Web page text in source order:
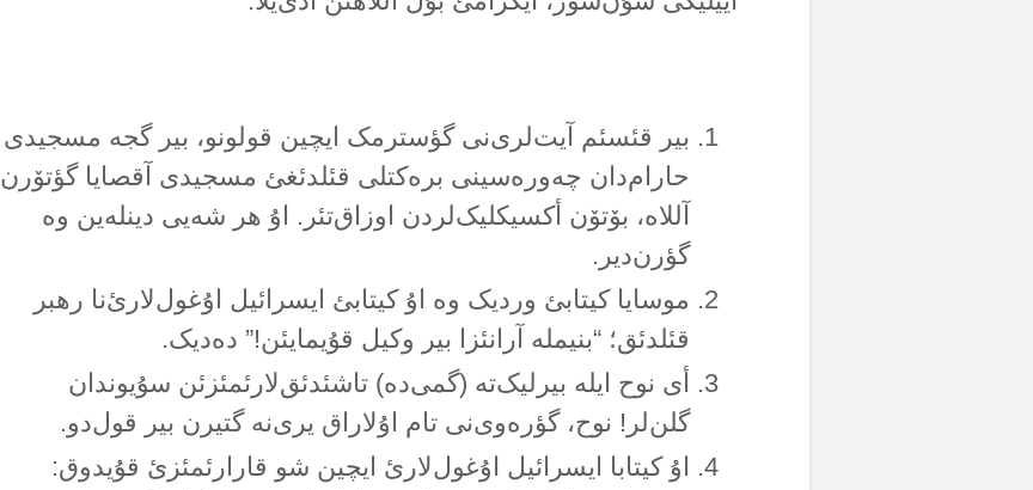
بیر قئسئم آیت‌لری‌نی گؤسترمک ایچین قولونو، بیر گجە مسجیدی
حارام‌دان چەورەسینی برەکتلی قئلدئغئ مسجیدی آقصایا گؤتۆرن
آللاە، بۆتۆن أکسیکلیک‌لردن اوزاق‌تئر. اۇ هر شەیی دینلەین وە
گؤرن‌دیر.
موسایا کیتابئ وردیک وە اۇ کیتابئ ایسرائیل اۇغول‌لارئ‌نا رهبر
قئلدئق؛ “بنیملە آرانئزا بیر وکیل قۇیمایئن!” دەدیک.
أی نوح ایلە بیرلیک‌تە (گمی‌دە) تاشئدئق‌لارئمئزئن سۇیوندان
گلن‌لر! نوح، گؤرەوی‌نی تام اۇلاراق یری‌نە گتیرن بیر قول‌دو.
اۇ کیتابا ایسرائیل اۇغول‌لارئ ایچین شو قارارئمئزئ قۇیدوق: